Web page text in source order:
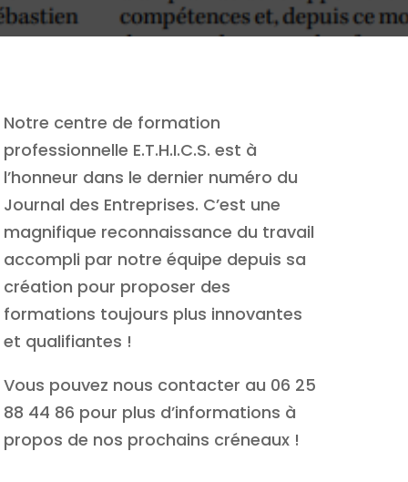
Notre centre de formation
professionnelle E.T.H.I.C.S. est à
l’honneur dans le dernier numéro du
Journal des Entreprises. C’est une
magnifique reconnaissance du travail
accompli par notre équipe depuis sa
création pour proposer des
formations toujours plus innovantes
et qualifiantes !
Vous pouvez nous contacter au 06 25
88 44 86 pour plus d’informations à
propos de nos prochains créneaux !